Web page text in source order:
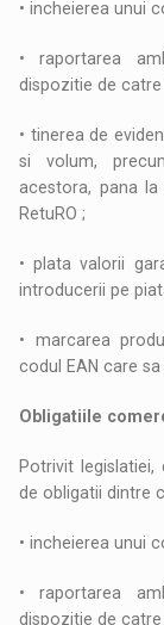
• incheierea unui
• raportarea
dispozitie de catre
• tinerea de
si volum,
acestora, pana
RetuRO ;
• plata valorii
introducerii pe
• marcarea
codul EAN care
Obligatiile
Potrivit
de obligatii dintre
• incheierea unui
• raportarea
dispozitie de catre